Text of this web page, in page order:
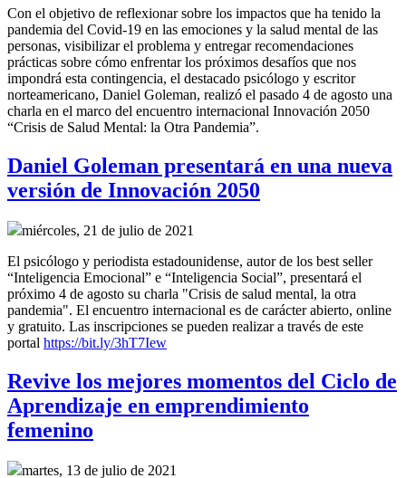
Con el objetivo de reflexionar sobre los impactos que ha tenido la
pandemia del Covid-19 en las emociones y la salud mental de las
personas, visibilizar el problema y entregar recomendaciones
prácticas sobre cómo enfrentar los próximos desafíos que nos
impondrá esta contingencia, el destacado psicólogo y escritor
norteamericano, Daniel Goleman, realizó el pasado 4 de agosto una
charla en el marco del encuentro internacional Innovación 2050
“Crisis de Salud Mental: la Otra Pandemia”.
Daniel Goleman presentará en una nueva
versión de Innovación 2050
miércoles, 21 de julio de 2021
El psicólogo y periodista estadounidense, autor de los best seller
“Inteligencia Emocional” e “Inteligencia Social”, presentará el
próximo 4 de agosto su charla "Crisis de salud mental, la otra
pandemia". El encuentro internacional es de carácter abierto, online
y gratuito. Las inscripciones se pueden realizar a través de este
portal https://bit.ly/3hT7Iew
Revive los mejores momentos del Ciclo de
Aprendizaje en emprendimiento
femenino
martes, 13 de julio de 2021